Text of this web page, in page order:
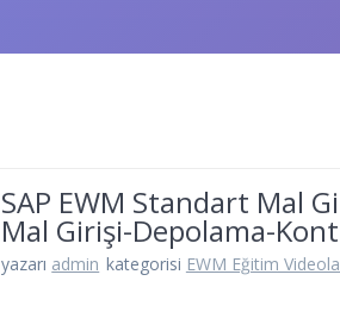
SAP EWM Standart Mal
Mal Girişi-Depolama-
yazarı admin kategorisi EWM Eğitim